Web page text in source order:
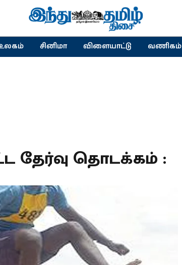
சினிமா விளையாட்டு வணிகம்
தேர்வு தொடக்கம் :